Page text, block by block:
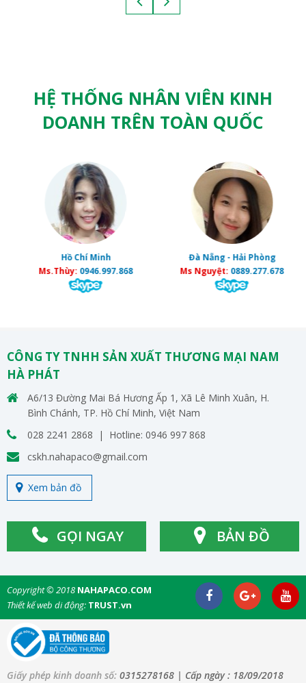
HỆ THỐNG NHÂN VIÊN KINH
DOANH TRÊN TOÀN QUỐC
Hồ Chí Minh
Ms.Thùy:0946.997.868
Đà Nẵng - Hải Phòng
Ms Nguyệt:0889.277.678
CÔNG TY TNHH SẢN XUẤT THƯƠNG MẠI NAM
HÀ PHÁT
A6/13 Đường Mai Bá Hương Ấp 1, Xã Lê Minh Xuân, H.
Bình Chánh, TP. Hồ Chí Minh, Việt Nam
028 2241 2868 | Hotline: 0946 997 868
cskh.nahapaco@gmail.com
Xem bản đồ
GỌI NGAY BẢN ĐỒ
Copyright © 2018 NAHAPACO.COM
Thiết kế web di động: TRUST.vn
Giấy phép kinh doanh số: 0315278168 | Cấp ngày : 18/09/2018